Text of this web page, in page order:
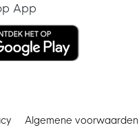
App
Algemene voorwaarden